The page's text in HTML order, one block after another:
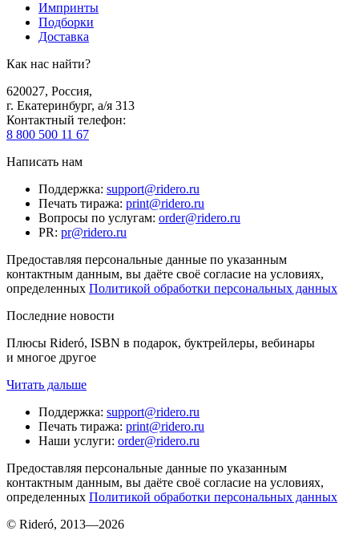
Импринты
Подборки
Доставка
Как нас найти?
620027, Россия,
г. Екатеринбург, а/я 313
Контактный телефон:
8 800 500 11 67
Написать нам
Поддержка: support@ridero.ru
Печать тиража: print@ridero.ru
Вопросы по услугам: order@ridero.ru
PR: pr@ridero.ru
Предоставляя персональные данные по указанным
контактным данным, вы даёте своё согласие на условиях,
определенных Политикой обработки персональных данных
Последние новости
Плюсы Rideró, ISBN в подарок, буктрейлеры, вебинары
и многое другое
Читать дальше
Поддержка: support@ridero.ru
Печать тиража: print@ridero.ru
Наши услуги: order@ridero.ru
Предоставляя персональные данные по указанным
контактным данным, вы даёте своё согласие на условиях,
определенных Политикой обработки персональных данных
© Rideró, 2013—2026